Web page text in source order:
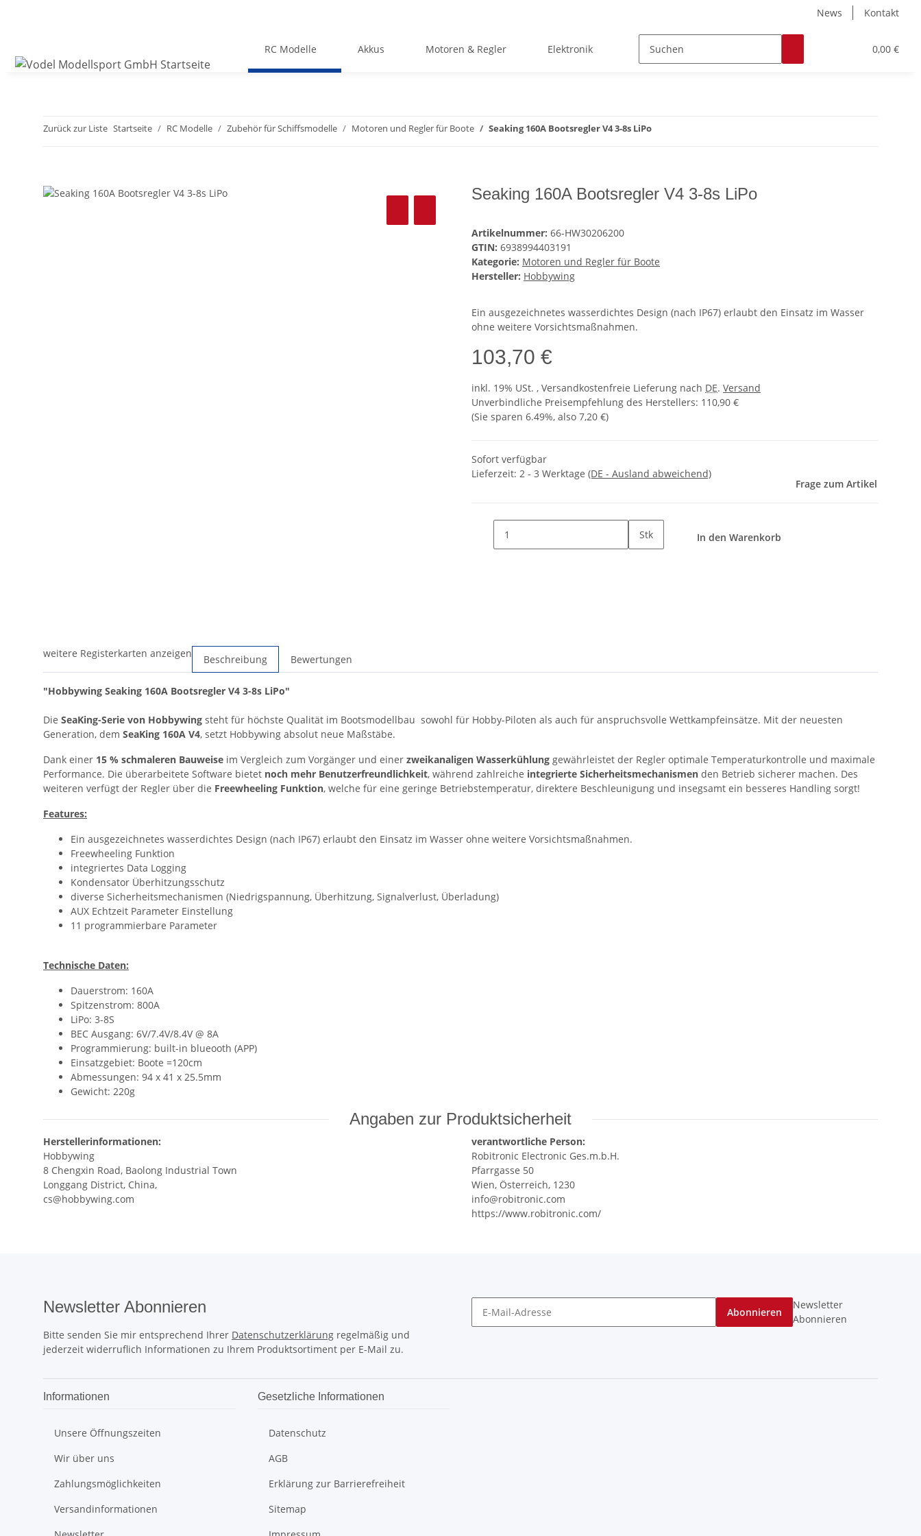
News Kontakt
0,00 €
RC Modelle Akkus Motoren & Regler Elektronik Zubehör Werkstoffe
Zurück zur Liste Startseite RC Modelle Zubehör für Schiffsmodelle Motoren und Regler für Boote Seaking 160A Bootsregler V4 3-8s LiPo
Seaking 160A Bootsregler V4 3-8s LiPo
Artikelnummer: 66-HW30206200
GTIN: 6938994403191
Kategorie: Motoren und Regler für Boote
Hersteller: Hobbywing
Ein ausgezeichnetes wasserdichtes Design (nach IP67) erlaubt den Einsatz im Wasser
ohne weitere Vorsichtsmaßnahmen.
103,70 €
inkl. 19% USt. , Versandkostenfreie Lieferung nach DE. Versand
Unverbindliche Preisempfehlung des Herstellers: 110,90 €
(Sie sparen 6.49%, also 7,20 €)
Sofort verfügbar
Lieferzeit: 2 - 3 Werktage (DE - Ausland abweichend)
Frage zum Artikel
Stk In den Warenkorb
weitere Registerkarten anzeigen Beschreibung Bewertungen
"Hobbywing Seaking 160A Bootsregler V4 3-8s LiPo"
Die SeaKing-Serie von Hobbywing steht für höchste Qualität im Bootsmodellbau  sowohl für Hobby-Piloten als auch für anspruchsvolle Wettkampfeinsätze. Mit der neuesten
Generation, dem SeaKing 160A V4, setzt Hobbywing absolut neue Maßstäbe.
Dank einer 15 % schmaleren Bauweise im Vergleich zum Vorgänger und einer zweikanaligen Wasserkühlung gewährleistet der Regler optimale Temperaturkontrolle und maximale
Performance. Die überarbeitete Software bietet noch mehr Benutzerfreundlichkeit, während zahlreiche integrierte Sicherheitsmechanismen den Betrieb sicherer machen. Des
weiteren verfügt der Regler über die Freewheeling Funktion, welche für eine geringe Betriebstemperatur, direktere Beschleunigung und insegsamt ein besseres Handling sorgt!
Features:
Ein ausgezeichnetes wasserdichtes Design (nach IP67) erlaubt den Einsatz im Wasser ohne weitere Vorsichtsmaßnahmen.
Freewheeling Funktion
integriertes Data Logging
Kondensator Überhitzungsschutz
diverse Sicherheitsmechanismen (Niedrigspannung, Überhitzung, Signalverlust, Überladung)
AUX Echtzeit Parameter Einstellung
11 programmierbare Parameter
Technische Daten:
Dauerstrom: 160A
Spitzenstrom: 800A
LiPo: 3-8S
BEC Ausgang: 6V/7.4V/8.4V @ 8A
Programmierung: built-in blueooth (APP)
Einsatzgebiet: Boote =120cm
Abmessungen: 94 x 41 x 25.5mm
Gewicht: 220g
Angaben zur Produktsicherheit
Herstellerinformationen:
Hobbywing
8 Chengxin Road, Baolong Industrial Town
Longgang District, China,
cs@hobbywing.com
verantwortliche Person:
Robitronic Electronic Ges.m.b.H.
Pfarrgasse 50
Wien, Österreich, 1230
info@robitronic.com
https://www.robitronic.com/
Newsletter Abonnieren
Bitte senden Sie mir entsprechend Ihrer Datenschutzerklärung regelmäßig und
jederzeit widerruflich Informationen zu Ihrem Produktsortiment per E-Mail zu.
Abonnieren
Newsletter
Abonnieren
Informationen
Unsere Öffnungszeiten
Wir über uns
Zahlungsmöglichkeiten
Versandinformationen
Gesetzliche Informationen
Datenschutz
AGB
Erklärung zur Barrierefreiheit
Sitemap